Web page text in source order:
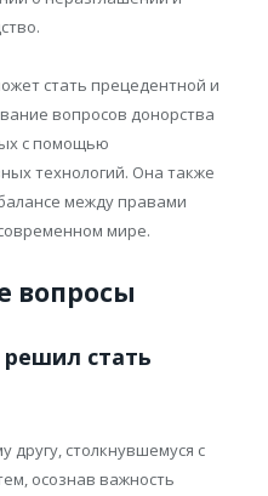
стать прецедентной и
вопросов донорства
с помощью
технологий. Она также
между правами
мире.
вопросы
стать
другу, столкнувшемуся с
осознав важность